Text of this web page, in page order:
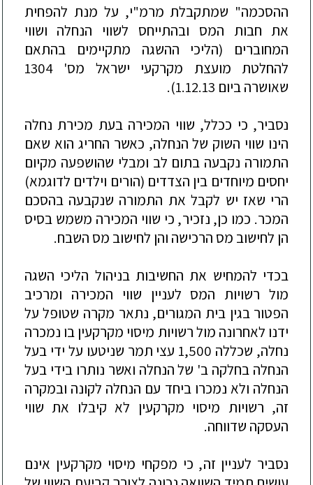
ההסכמה" שמתקבלת מרמ"י, על מנת להפחית
את חבות המס ובהתייחס לשווי הנחלה ושווי
המחוברים (הליכי ההשגה מתקיימיםבהתאם
להחלטת מועצת מקרקעי ישראל מס' 1304
שאושרהביום 1.12.13).
נסביר, כי ככלל, שווי המכירהבעת מכירת נחלה
הינו שווי השוק של הנחלה, כאשר החריג הוא שאם
התמורה נקבעה בתום לב ומבלי שהושפעה מקיום
יחסים מיוחדים בין הצדדים (הורים וילדים לדוגמא)
הרי שאז יש לקבל את התמורה שנקבעהבהסכם
המכר. כמו כן, נזכיר, כי שווי המכירה משמשבסיס
הן לחישוב מס הרכישה והן לחישוב מס השבח.
בכדי להמחיש את החשיבותבניהול הליכי השגה
מול רשויות המס לעניין שווי המכירה ומרכיב
הפטורבגין בית המגורים, נתאר מקרה שטופל על
ידנו לאחרונה מולרשויות מיסוי מקרקעיןבו נמכרה
נחלה, שכללה 1,500 עצי תמר שניטעו על ידיבעל
הנחלה בחלקה ב' שלהנחלה ואשר נותרובידיבעל
הנחלה ולא נמכרוביחד עם הנחלה לקונה ובמקרה
זה, רשויות מיסוי מקרקעין לא קיבלו את שווי
העסקה שדווחה.
נסביר לעניין זה, כי מפקחי מיסוי מקרקעין אינם